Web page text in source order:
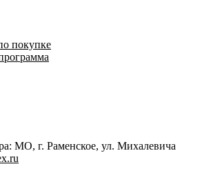
покупке
МО, г. Раменское, ул. Михалевича